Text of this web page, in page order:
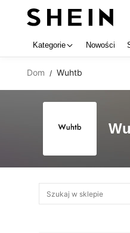
Kategorie Nowości
Dom / Wuhtb